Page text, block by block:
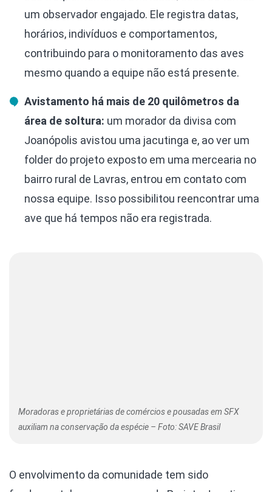
um observador engajado. Ele registra datas,
horários, indivíduos e comportamentos,
contribuindo para o monitoramento das aves
mesmo quando a equipe não está presente.
Avistamento há mais de 20 quilômetros da
área de soltura: um morador da divisa com
Joanópolis avistou uma jacutinga e, ao ver um
folder do projeto exposto em uma mercearia no
bairro rural de Lavras, entrou em contato com
nossa equipe. Isso possibilitou reencontrar uma
ave que há tempos não era registrada.
Moradoras e proprietárias de comércios e pousadas em SFX
auxiliam na conservação da espécie – Foto: SAVE Brasil
O envolvimento da comunidade tem sido